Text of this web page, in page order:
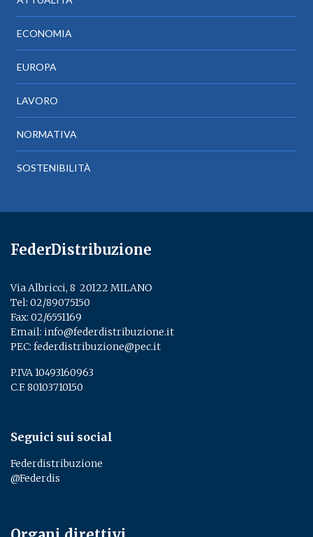
ECONOMIA
EUROPA
LAVORO
NORMATIVA
SOSTENIBILITÀ
FederDistribuzione
Via Albricci, 8 ­ 20122 MILANO
Tel: 02/89075150
Fax: 02/6551169
Email: info@federdistribuzione.it
PEC: federdistribuzione@pec.it
P.IVA 10493160963
C.F. 80103710150
Seguici sui social
Federdistribuzione
@Federdis